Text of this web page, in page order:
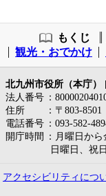
もくじ
観光・おでかけ
北九州市役所（本庁）
法人番号 ：
住所
：〒803-
電話番号 ：093-582-
開庁時間
：月曜日か
日曜日、祝
アクセシビリティにつ